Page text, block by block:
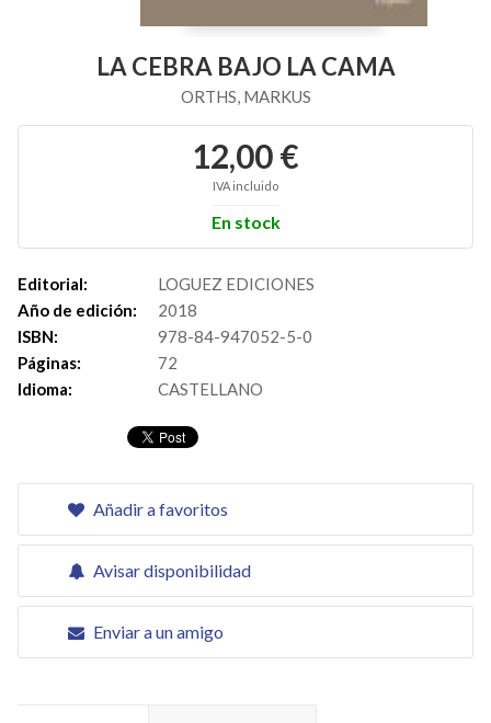
LA CEBRA BAJO LA CAMA
ORTHS, MARKUS
12,00 €
IVA incluido
En stock
Editorial:
LOGUEZ EDICIONES
Año de edición:
2018
ISBN:
978-84-947052-5-0
Páginas:
72
Idioma:
CASTELLANO
Añadir a favoritos
Avisar disponibilidad
Enviar a un amigo